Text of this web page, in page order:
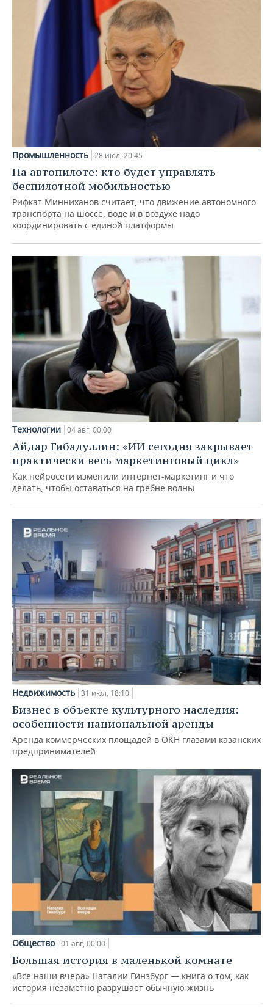
Промышленность 28 июл, 20:45
На автопилоте: кто будет управлять
беспилотной мобильностью
Рифкат Минниханов считает, что движение автономного
транспорта на шоссе, воде и в воздухе надо
координировать с единой платформы
Технологии 04 авг, 00:00
Айдар Гибадуллин: «ИИ сегодня закрывает
практически весь маркетинговый цикл»
Как нейросети изменили интернет-маркетинг и что
делать, чтобы оставаться на гребне волны
Недвижимость 31 июл, 18:10
Бизнес в объекте культурного наследия:
особенности национальной аренды
Аренда коммерческих площадей в ОКН глазами казанских
предпринимателей
Общество 01 авг, 00:00
Большая история в маленькой комнате
«Все наши вчера» Наталии Гинзбург — книга о том, как
история незаметно разрушает обычную жизнь